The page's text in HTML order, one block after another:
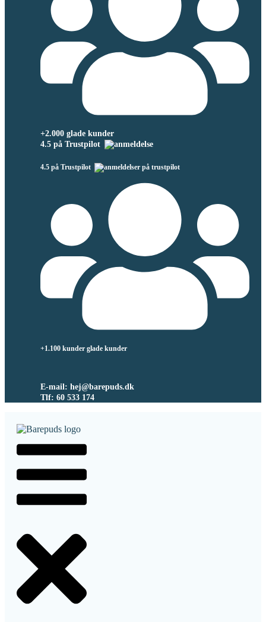
+2.000 glade kunder
4.5 på Trustpilot
4.5 på Trustpilot
+1.100 kunder glade kunder
E-mail: hej@barepuds.dk
Tlf: 60 533 174